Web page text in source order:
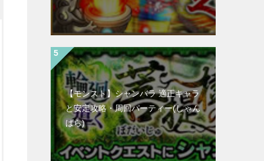
【モンスト】シャンバラ 適正キャラ
と安定攻略・周回パーティー(しゃん
ばら)